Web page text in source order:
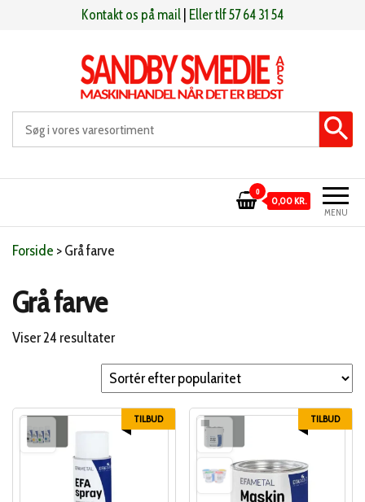
Kontakt os på mail Eller tlf 57 64 31 54
Sandby smeden Maskinhandel når det er bedst
MENU
0
0,00 KR.
Forside >Grå farve
Grå farve
Viser 24 resultaterSorteret
efter
popularitet
TILBUD TILBUD